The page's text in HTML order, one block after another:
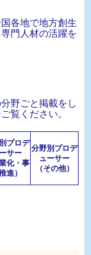
各地で地方創生
門人材の活躍を
野ごと掲載をし
覧ください。
プロデ
サー
業化・事
進）
分野別プロデ
ューサー
（その他）